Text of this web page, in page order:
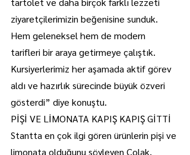
ziyaretçilerimizin beğenisine sunduk.
Hem geleneksel hem de modern
tarifleri bir araya getirmeye çalıştık.
Kursiyerlerimiz her aşamada aktif görev
aldı ve hazırlık sürecinde büyük özveri
gösterdi” diye konuştu.
PİŞİ VE LİMONATA KAPIŞ KAPIŞ GİTTİ
Stantta en çok ilgi gören ürünlerin pişi ve
limonata olduğunu söyleyen Çolak,